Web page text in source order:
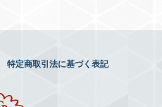
特定商取引法に基づく表記